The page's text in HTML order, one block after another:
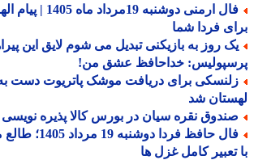
فال ارمنی دوشنبه 19مرداد
فردا شما
روز به بازیکنی تبدیل می شوم لایق این
خداحافظ عشق من!
برای دریافت موشک پاتریوت دست به
شد
نقره سیان در بورس کالا پذیره نویسی شد
فال حافظ فردا دوشنبه 19
کامل غزل ها